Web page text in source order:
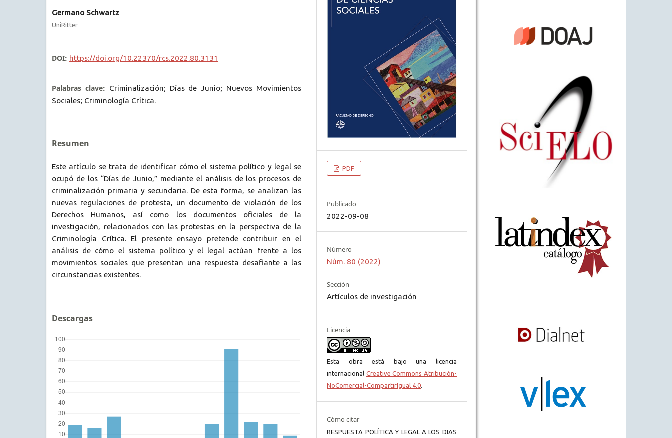
Germano Schwartz
UniRitter
DOI: https://doi.org/10.22370/rcs.2022.80.3131
Palabras clave: Criminalización; Días de Junio; Nuevos Movimientos
Sociales; Criminología Crítica.
Resumen
Este artículo se trata de identificar cómo el sistema político y legal se
ocupó de los “Días de Junio,” mediante el análisis de los procesos de
criminalización primaria y secundaria. De esta forma, se analizan las
nuevas regulaciones de protesta, un documento de violación de los
Derechos Humanos, así como los documentos oficiales de la
investigación, relacionados con las protestas en la perspectiva de la
Criminología Crítica. El presente ensayo pretende contribuir en el
análisis de cómo el sistema político y el legal actúan frente a los
movimientos sociales que presentan una respuesta desafiante a las
circunstancias existentes.
Descargas
PDF
Publicado
2022-09-08
Número
Núm. 80 (2022)
Sección
Artículos de investigación
Licencia
Esta obra está bajo una licencia
internacional Creative Commons Atribución-
NoComercial-CompartirIgual 4.0.
Cómo citar
RESPUESTA POLÍTICA Y LEGAL A LOS DIAS